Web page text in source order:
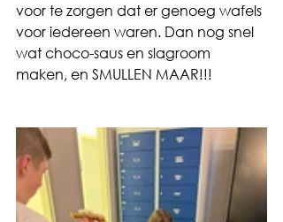
voor te zorgen dat er genoeg wafels
voor iedereen waren. Dan nog snel
wat choco-saus en slagroom
maken, en SMULLEN MAAR!!!